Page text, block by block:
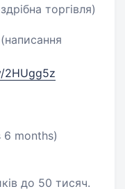
торгівля)
2HUgg5z
6 months)
до 50 тисяч.